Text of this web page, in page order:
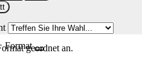
Formatgeordnet an.